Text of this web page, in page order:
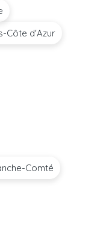
Côte d'Azur
Comté